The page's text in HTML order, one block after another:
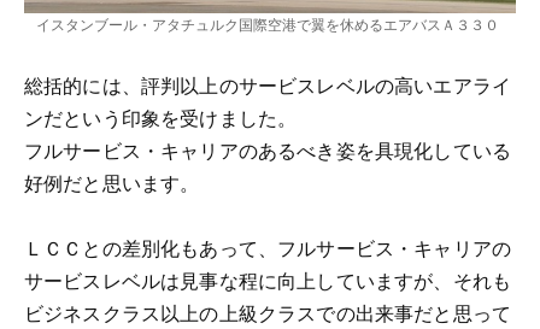
イスタンブール・アタチュルク国際空港で翼を休めるエアバスＡ３３０
総括的には、評判以上のサービスレベルの高いエアライ
ンだという印象を受けました。
フルサービス・キャリアのあるべき姿を具現化している
好例だと思います。
ＬＣＣとの差別化もあって、フルサービス・キャリアの
サービスレベルは見事な程に向上していますが、それも
ビジネスクラス以上の上級クラスでの出来事だと思って